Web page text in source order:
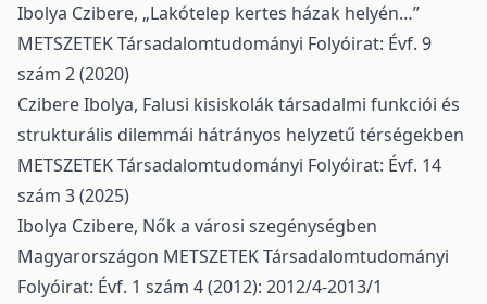
Ibolya Czibere, „Lakótelep kertes házak helyén…”
METSZETEK Társadalomtudományi Folyóirat: Évf. 9
szám 2 (2020)
Czibere Ibolya, Falusi kisiskolák társadalmi funkciói és
strukturális dilemmái hátrányos helyzetű térségekben
METSZETEK Társadalomtudományi Folyóirat: Évf. 14
szám 3 (2025)
Ibolya Czibere, Nők a városi szegénységben
Magyarországon METSZETEK Társadalomtudományi
Folyóirat: Évf. 1 szám 4 (2012): 2012/4-2013/1